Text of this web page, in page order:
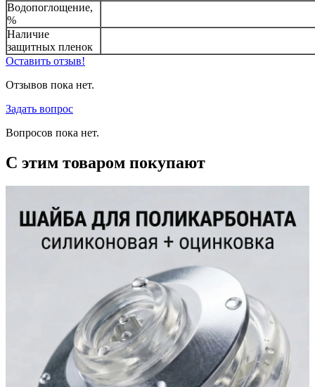
Водопоглощение,
%
Наличие
защитных пленок
Оставить отзыв!
Отзывов пока нет.
Задать вопрос
Вопросов пока нет.
С этим товаром покупают